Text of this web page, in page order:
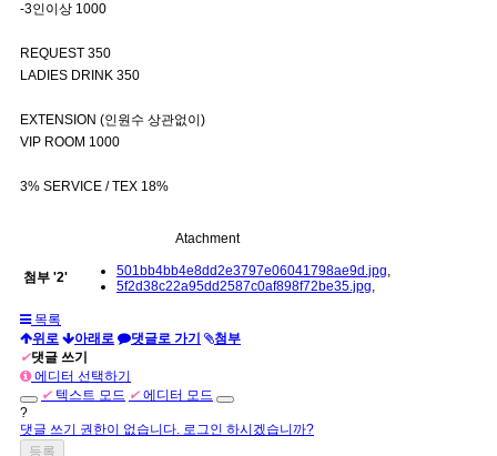
-3인이상 1000
REQUEST 350
LADIES DRINK 350
EXTENSION (인원수 상관없이)
VIP ROOM 1000
3% SERVICE / TEX 18%
Atachment
첨부 '2' 501bb4bb4e8dd2e3797e06041798ae9d.jpg,
5f2d38c22a95dd2587c0af898f72be35.jpg,
목록
위로
아래로 댓글로 가기
첨부
✔댓글 쓰기
에디터 선택하기
✔ 텍스트 모드 ✔에디터 모드
?
댓글 쓰기 권한이 없습니다. 로그인 하시겠습니까?